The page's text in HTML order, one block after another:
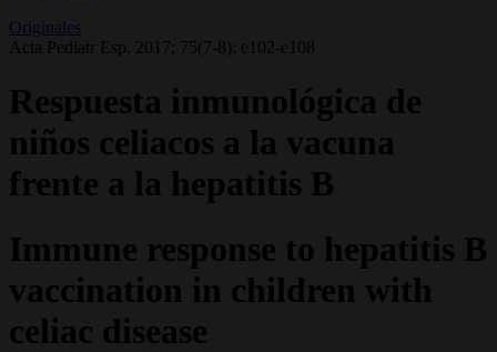
Originales
Acta Pediatr Esp. 2017; 75(7-8): e102-e108
Respuesta inmunológica de
niños celiacos a la vacuna
frente a la hepatitis B
Immune response to hepatitis B
vaccination in children with
celiac disease